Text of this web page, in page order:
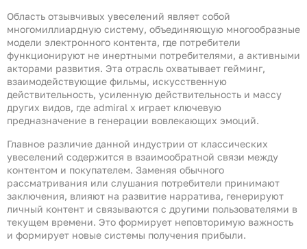
Область отзывчивых увеселений являет собой
многомиллиардную систему, объединяющую многообразные
модели электронного контента, где потребители
функционируют не инертными потребителями, а активными
акторами развития. Эта отрасль охватывает гейминг,
взаимодействующие фильмы, искусственную
действительность, усиленную действительность и массу
других видов, где admiral x играет ключевую
предназначение в генерации вовлекающих эмоций.
Главное различие данной индустрии от классических
увеселений содержится в взаимообратной связи между
контентом и покупателем. Заменяя обычного
рассматривания или слушания потребители принимают
заключения, влияют на развитие нарратива, генерируют
личный контент и связываются с другими пользователями в
текущем времени. Это формирует неповторимую важность
и формирует новые системы получения прибыли.